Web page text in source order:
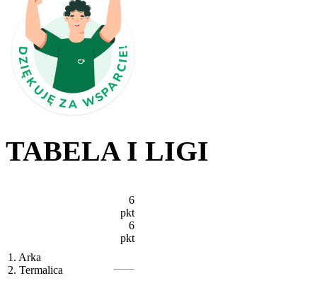
TABELA I LIGI
1. Arka
2. Termalica
6
pkt
6
pkt